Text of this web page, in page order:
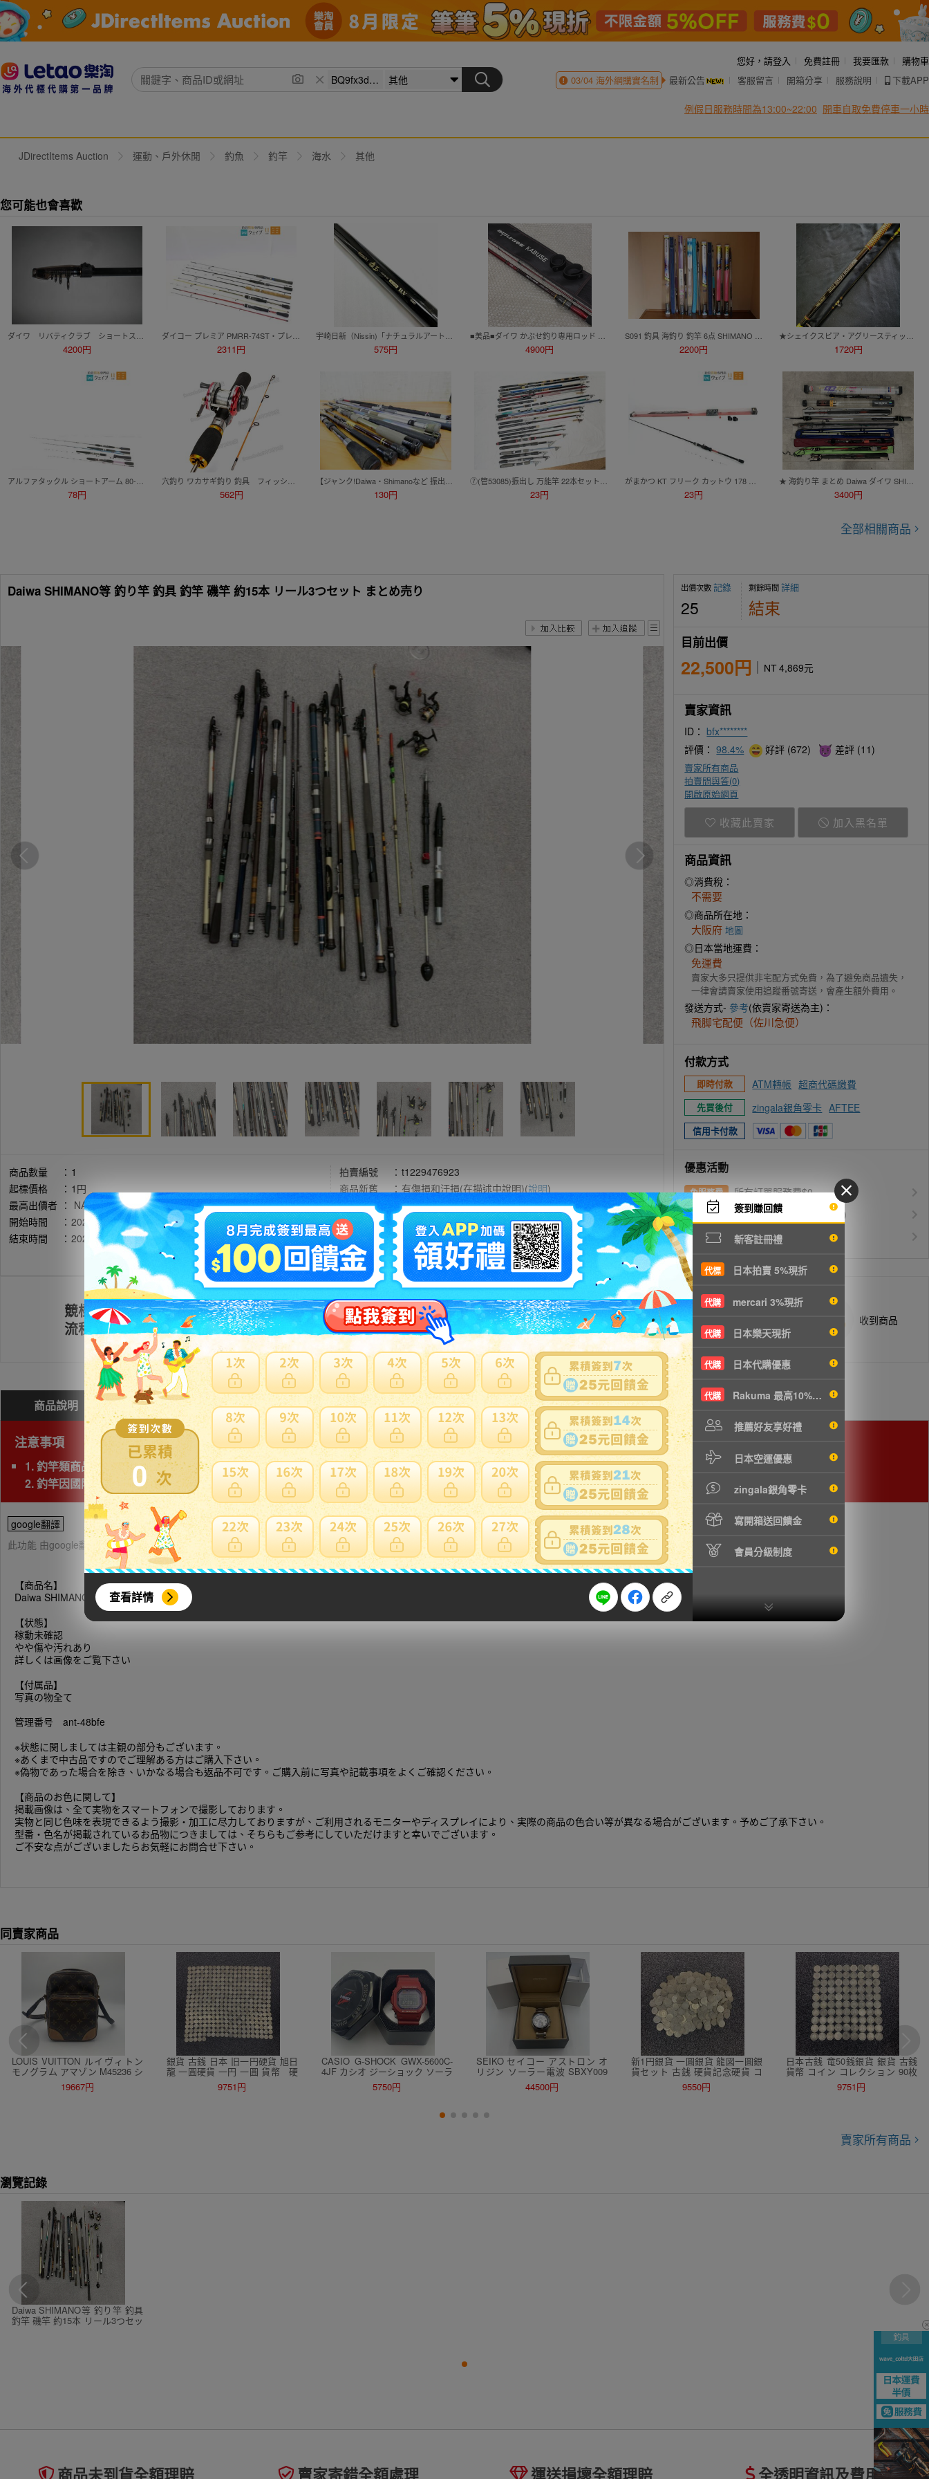
0
查看詳情
簽到賺回饋
新客註冊禮
代標 日本拍賣 5%現折
代購 mercari 3%現折
代購 日本樂天現折
代購 日本代購優惠
代購 Rakuma 最高10%現折
推薦好友享好禮
日本空運優惠
zingala銀角零卡
寫開箱送回饋金
會員分級制度
您好， 請登入 免費註冊 我要匯款
購物車
03/04海外網購實名制 最新公告 客服留言 開箱分享 服務說明 下載APP
例假日服務時間為13:00~22:00 開車自取免費停車一小時
JDirectItems Auction 運動、戶外休閒 釣魚 釣竿 海水 其他
您可能也會喜歡
4200円 2311円 575円 4900円 2200円 1720円
78円 562円 130円 23円 23円 3400円
全部相關商品
Daiwa SHIMANO等 釣り竿 釣具 釣竿 磯竿 約15本 リール3つセット まとめ売り
商品數量 ： 1
起標價格
： 1円
最高出價者 ： NA / 評價:114
開始時間
： 2026年05月11日 08時24分(台灣時間)
結束時間
： 2026年05月17日 20時24分(台灣時間)
拍賣編號 ： t1229476923
商品新舊
： 有傷損和汙損(在描述中說明)(說明)
自動延長
：有
認証限制
： 否
提前結束
： 有
可否退貨
： 否
出價次數記錄
25
剩餘時間詳細
結束
目前出價
22,500円 NT 4,869元
賣家資訊
ID：bfx********
評價：98.4% 好評 (672) 差評 (11)
賣家所有商品
拍賣問與答(0)
開啟原始網頁
收藏此賣家 加入黑名單
商品資訊
◎消費稅：
不需要
◎商品所在地：
大阪府 地圖
◎日本當地運費：
免運費
賣家大多只提供非宅配方式免費，為了避免商品遺失，
一律會請賣家使用追蹤番號寄送，會產生額外費用。
發送方式- 參考(依賣家寄送為主)：
飛脚宅配便（佐川急便）
付款方式
即時付款 ATM轉帳 超商代碼繳費
先買後付 zingala銀角零卡 AFTEE
信用卡付款
優惠活動
免服務費 所有訂單服務費$0
空運優惠 運費$150/KG起(以克計價)
VIP會員 白金會員升等優惠
競標
流程
註冊會員 出價競標 得標填寫委託單 商品抵台通知出貨 收到商品
商品說明 問與答(0) 費用試算 問題商品反映流程
注意事項
1. 釣竿類商品，若三邊長度總和超過180cm以上為大型商品，使用空運會產生材積費用與其他費用，使用海運則無其他費用。
2. 釣竿因國際運送經常發生破損，因此若非紙箱包裝，日本會主動加一個紙箱包裝，會增加國際運費。
google翻譯
此功能 由google翻譯提供參考，樂淘不保證翻譯內容之正確性，詳細問題說明請使用商品問與答
【商品名】
Daiwa SHIMANO等 釣り竿 釣具 釣竿 磯竿 約15本 リール3つセット まとめ売り
【状態】
稼動未確認
やや傷や汚れあり
詳しくは画像をご覧下さい
【付属品】
写真の物全て
管理番号 ant-48bfe
※状態に関しましては主観の部分もございます。
※あくまで中古品ですのでご理解ある方はご購入下さい。
※偽物であった場合を除き、いかなる場合も返品不可です。ご購入前に写真や記載事項をよくご確認ください。
【商品のお色に関して】
掲載画像は、全て実物をスマートフォンで撮影しております。
実物と同じ色味を表現できるよう撮影・加工に尽力しておりますが、ご利用されるモニターやディスプレイにより、実際の商品の色合い等が異なる場合がございます。予めご了承下さい。
型番・色名が掲載されているお品物につきましては、そちらもご参考にしていただけますと幸いでございます。
ご不安な点がございましたらお気軽にお問合せ下さい。
同賣家商品
LOUIS VUITTON ルイヴィトン
モノグラム アマゾン M45236 シ
ョルダーバッグ 斜め掛け TH890
19667円
銀貨 古銭 日本 旧一円硬貨 旭日
龍 一圓硬貨 一円 一圓 貨幣 硬
貨 竜 紋 菊 貿易銀 明治三年 記
念硬貨 345枚セット まとめ売り
9751円
CASIO G-SHOCK GWX-5600C-
4JF カシオ ジーショック ソーラ
ー 腕時計 稼働品
5750円
SEIKO セイコー アストロン オ
リジン ソーラー電波 SBXY009
腕時計 稼動品44500円
新1円銀貨 一圓銀貨 龍図一圓銀
貨セット 古銭 硬貨記念硬貨 コ
イン コレクション 銀貨 606枚セ
ット まとめ売り9550円
日本古銭 竜50銭銀貨 銀貨 古銭
貨幣 コイン コレクション 90枚
セット まとめ売り
9751円
賣家所有商品
瀏覽記錄
Daiwa SHIMANO等 釣り竿 釣具
釣竿 磯竿 約15本 リール3つセッ
商品未到貨全額理賠 賣家寄錯全額處理 運送損壞全額理賠 全透明資訊及費用